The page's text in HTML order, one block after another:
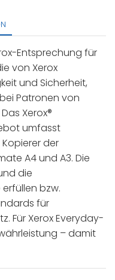
Entsprechung für
von Xerox
und Sicherheit,
Patronen von
Xerox®
umfasst
der
A4 und A3. Die
die
bzw.
für
Für Xerox Everyday-
– damit